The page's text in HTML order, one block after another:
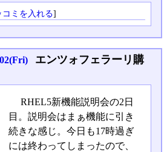
コミを入れる]
エンツォフェラーリ購
RHEL5新機能説明会の2日
目。説明会はまぁ機能に引き
続きな感じ。今日も17時過ぎ
には終わってしまったので、